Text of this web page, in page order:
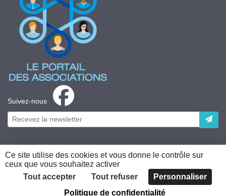
Suivez-nous
Plateforme développée en France par
Ce site utilise des cookies et vous donne le contrôle sur
ceux que vous souhaitez activer
Tout accepter
Tout refuser
Personnaliser
Politique de confidentialité